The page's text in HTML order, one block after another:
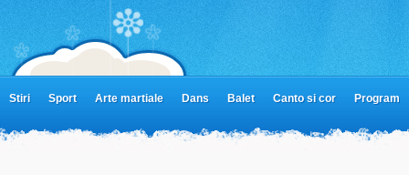
Stiri Sport Arte martiale Dans Balet Canto si cor Program